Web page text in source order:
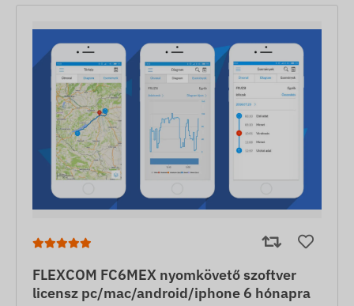
FLEXCOM FC6MEX nyomkövető szoftver
licensz pc/mac/android/iphone 6 hónapra